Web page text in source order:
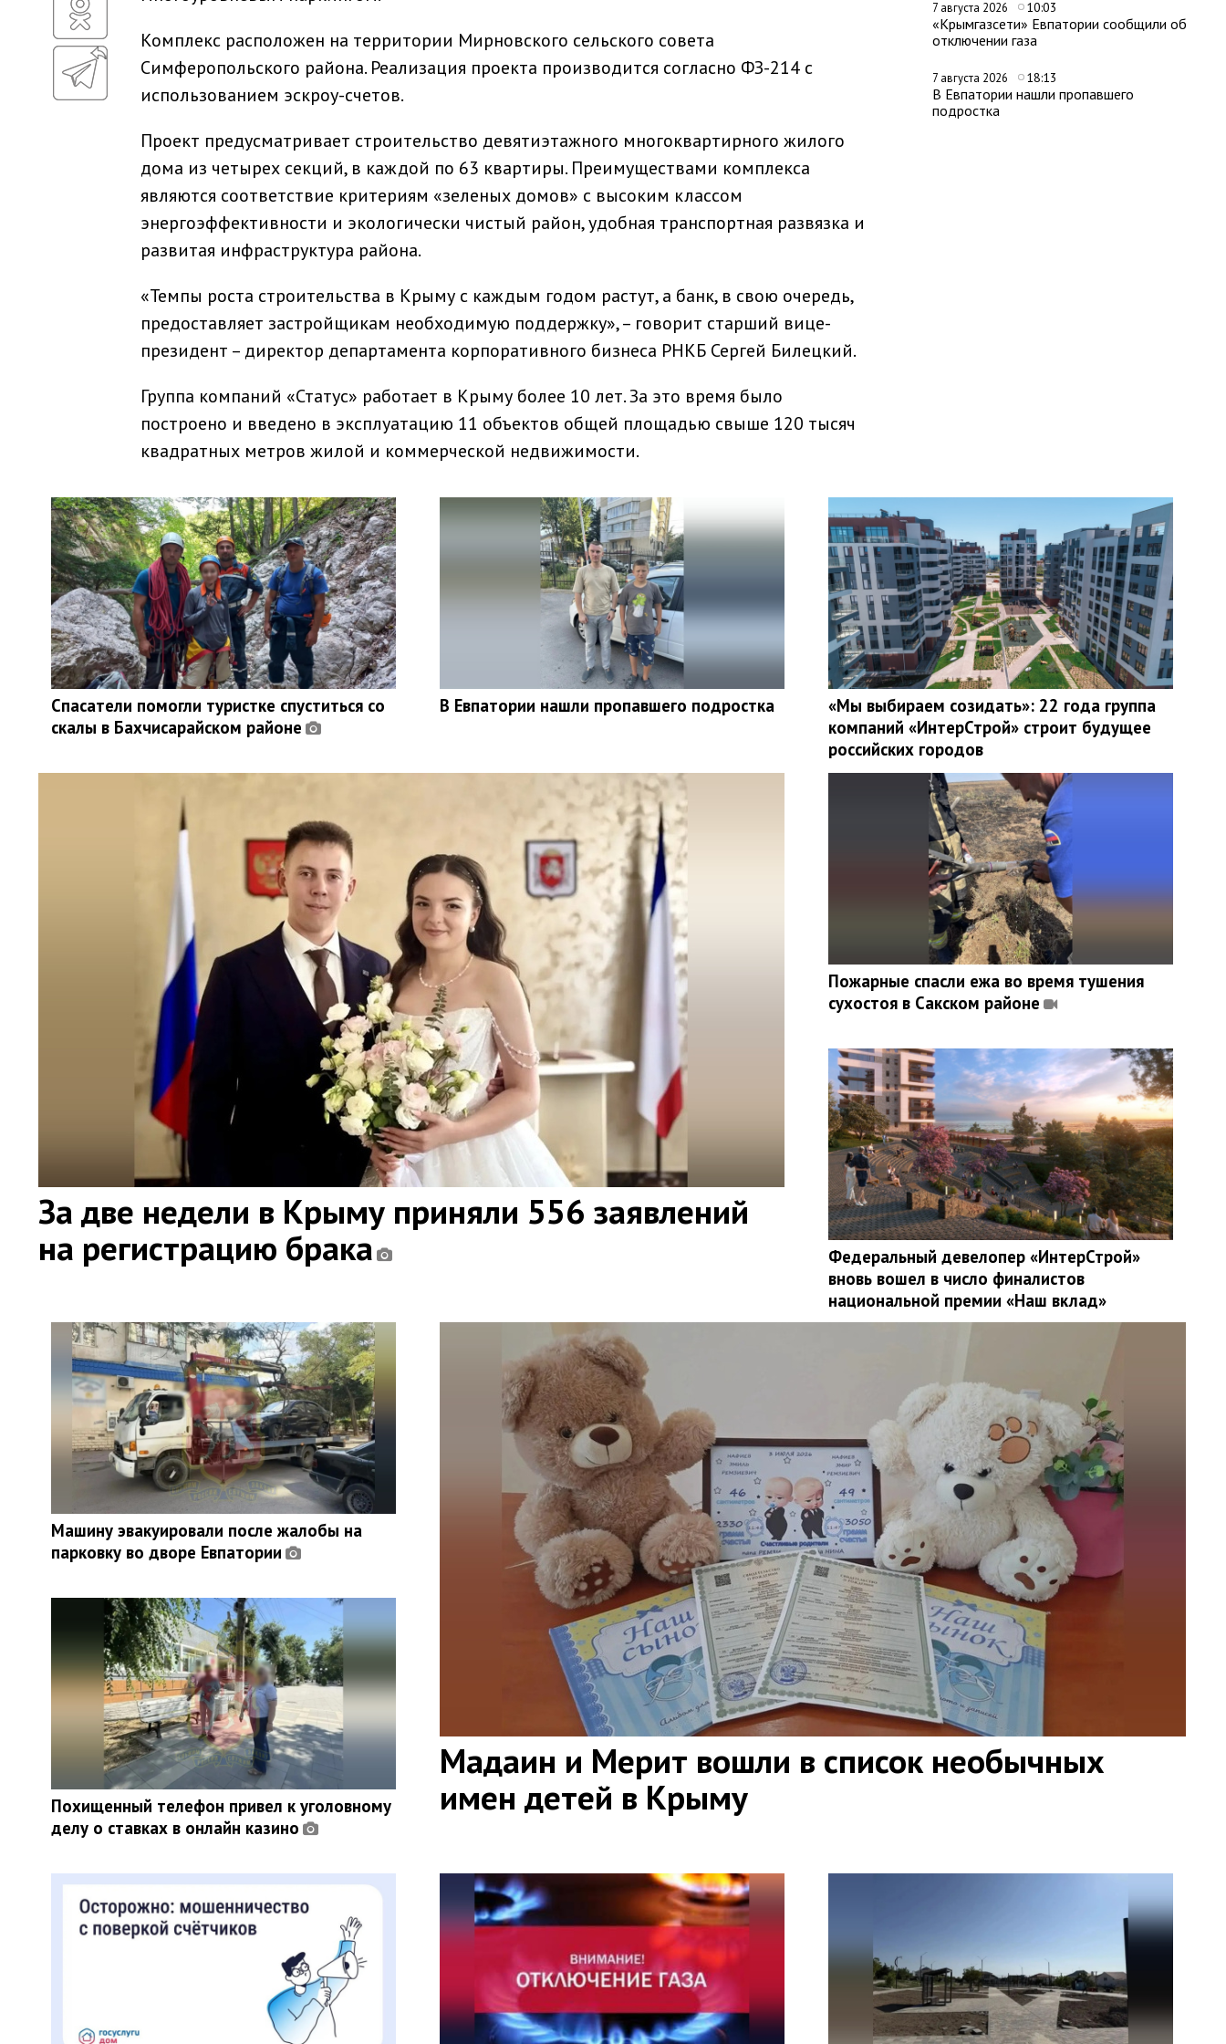
7 августа 2026 10:03
«Крымгазсети» Евпатории сообщили об
отключении газа
7 августа 2026 18:13
В Евпатории нашли пропавшего
подростка
Комплекс расположен на территории Мирновского сельского совета
Симферопольского района. Реализация проекта производится согласно ФЗ-214 с
использованием эскроу-счетов.
Проект предусматривает строительство девятиэтажного многоквартирного жилого
дома из четырех секций, в каждой по 63 квартиры. Преимуществами комплекса
являются соответствие критериям «зеленых домов» с высоким классом
энергоэффективности и экологически чистый район, удобная транспортная развязка и
развитая инфраструктура района.
«Темпы роста строительства в Крыму с каждым годом растут, а банк, в свою очередь,
предоставляет застройщикам необходимую поддержку», – говорит старший вице-
президент – директор департамента корпоративного бизнеса РНКБ Сергей Билецкий.
Группа компаний «Статус» работает в Крыму более 10 лет. За это время было
построено и введено в эксплуатацию 11 объектов общей площадью свыше 120 тысяч
квадратных метров жилой и коммерческой недвижимости.
Спасатели помогли туристке спуститься со
скалы в Бахчисарайском районе
В Евпатории нашли пропавшего подростка
«Мы выбираем созидать»: 22 года группа
компаний «ИнтерСтрой» строит будущее
российских городов
За две недели в Крыму приняли 556 заявлений
на регистрацию брака
Пожарные спасли ежа во время тушения
сухостоя в Сакском районе
Федеральный девелопер «ИнтерСтрой»
вновь вошел в число финалистов
национальной премии «Наш вклад»
Мадаин и Мерит вошли в список необычных
имен детей в Крыму
Машину эвакуировали после жалобы на
парковку во дворе Евпатории
Похищенный телефон привел к уголовному
делу о ставках в онлайн казино